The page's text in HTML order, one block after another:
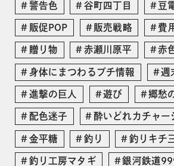
警告色 谷町四丁目 豆
販促POP 販売戦略 費
贈り物 赤瀬川原平 赤
身体にまつわるプチ情報 週
進撃の巨人 遊び 郷愁
配色迷子 酔いどれカチャー
金平糖 釣り 釣りキチ
釣り工房マタギ 銀河鉄道